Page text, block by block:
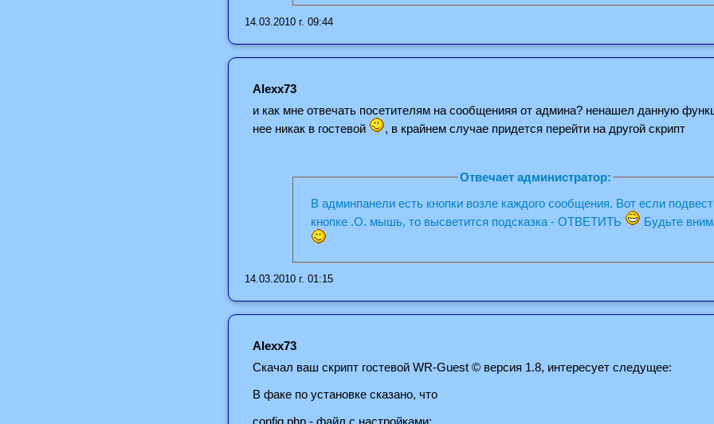
14.03.2010 г. 09:44
Alexx73
и как мне отвечать посетителям на сообщенияя от админа? ненашел данную
нее никак в гостевой
, в крайнем случае придется перейти на другой скрипт
Отвечает администратор:
В админпанели есть кнопки возле каждого сообщения. Вот если
кнопке .О. мышь, то высветится подсказка - ОТВЕТИТЬ
Будьте
14.03.2010 г. 01:15
Alexx73
Скачал ваш скрипт гостевой WR-Guest © версия 1.8, интересует следущее:
В факе по установке сказано, что
config.php - файл с настройками;